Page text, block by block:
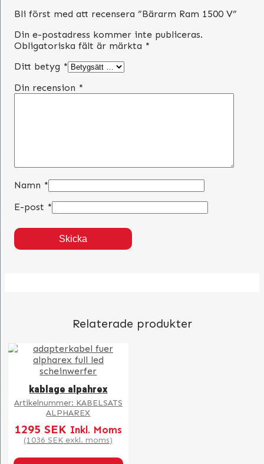
Bli först med att recensera ”Bärarm Ram 1500 V”
Din e-postadress kommer inte publiceras.
Obligatoriska fält är märkta *
Ditt betyg *
Din recension *
Namn *
E-post *
Relaterade produkter
kablage alpahrex
Artikelnummer: KABELSATS
ALPHAREX
1295 SEK Inkl. Moms
(1036 SEK exkl. moms)